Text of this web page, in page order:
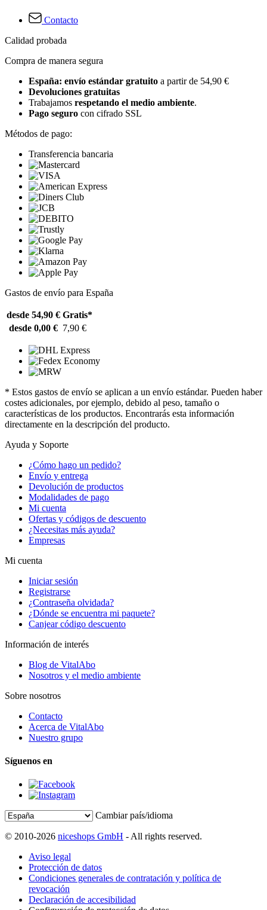
Contacto
Calidad probada
Compra de manera segura
España: envío estándar gratuito a partir de 54,90 €
Devoluciones gratuitas
Trabajamos respetando el medio ambiente.
Pago seguro con cifrado SSL
Métodos de pago:
Transferencia bancaria
Gastos de envío para España
desde 54,90 € Gratis*
desde 0,00 € 7,90 €
* Estos gastos de envío se aplican a un envío estándar. Pueden haber
costes adicionales, por ejemplo, debido al peso, tamaño o
características de los productos. Encontrarás esta información
directamente en la descripción del producto.
Ayuda y Soporte
¿Cómo hago un pedido?
Envío y entrega
Devolución de productos
Modalidades de pago
Mi cuenta
Ofertas y códigos de descuento
¿Necesitas más ayuda?
Empresas
Mi cuenta
Iniciar sesión
Registrarse
¿Contraseña olvidada?
¿Dónde se encuentra mi paquete?
Canjear código descuento
Información de interés
Blog de VitalAbo
Nosotros y el medio ambiente
Sobre nosotros
Contacto
Acerca de VitalAbo
Nuestro grupo
Síguenos en
Cambiar país/idioma
© 2010-2026 niceshops GmbH - All rights reserved.
Aviso legal
Protección de datos
Condiciones generales de contratación y política de
revocación
Declaración de accesibilidad